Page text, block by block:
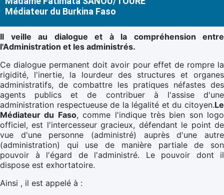
Médiateur du Burkina Faso
Il veille au dialogue et à la compréhension entre
l'Administration et les administrés.
Ce dialogue permanent doit avoir pour effet de rompre la
rigidité, l'inertie, la lourdeur des structures et organes
administratifs, de combattre les pratiques néfastes des
agents publics et de contribuer à l'assise d'une
administration respectueuse de la légalité et du citoyen.Le
Médiateur du Faso, comme l'indique très bien son logo
officiel, est l'intercesseur gracieux, défendant le point de
vue d'une personne (administré) auprès d'une autre
(administration) qui use de manière partiale de son
pouvoir à l'égard de l'administré. Le pouvoir dont il
dispose est exhortatoire.
Ainsi , il est appelé à :